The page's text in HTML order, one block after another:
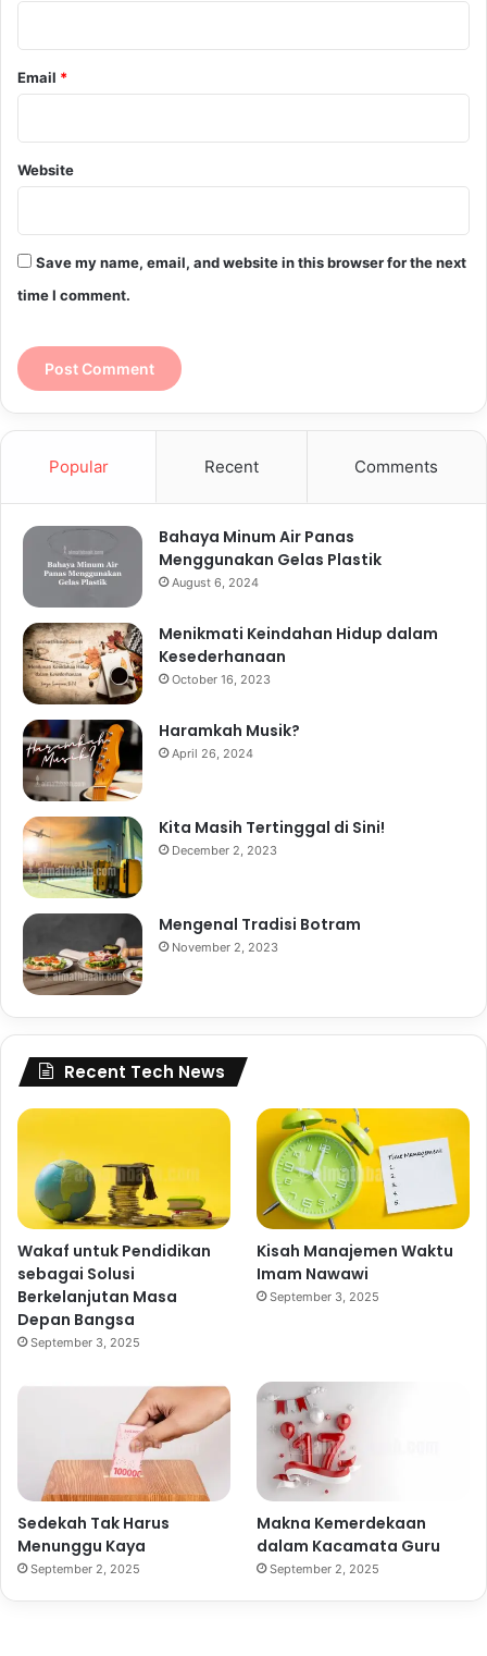
Email *
Website
Save my name, email, and website in this browser for the next
time I comment.
Popular Recent Comments
Bahaya Minum Air Panas
Menggunakan Gelas Plastik
August 6, 2024
Menikmati Keindahan Hidup dalam
Kesederhanaan
October 16, 2023
Haramkah Musik?
April 26, 2024
Kita Masih Tertinggal di Sini!
December 2, 2023
Mengenal Tradisi Botram
November 2, 2023
Recent Tech News
Wakaf untuk Pendidikan
sebagai Solusi
Berkelanjutan Masa
Depan Bangsa
September 3, 2025
Kisah Manajemen Waktu
Imam Nawawi
September 3, 2025
Sedekah Tak Harus
Menunggu Kaya
September 2, 2025
Makna Kemerdekaan
dalam Kacamata Guru
September 2, 2025